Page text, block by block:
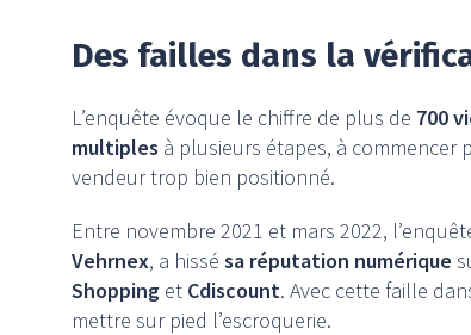
Des failles dans la
L’enquête évoque le chiffre de plus de 700
multiples à plusieurs étapes, à commencer
vendeur trop bien positionné.
Entre novembre 2021 et mars 2022,
Vehrnex, a hissé sa réputation numérique
Shopping et Cdiscount. Avec cette faille
mettre sur pied l’escroquerie.